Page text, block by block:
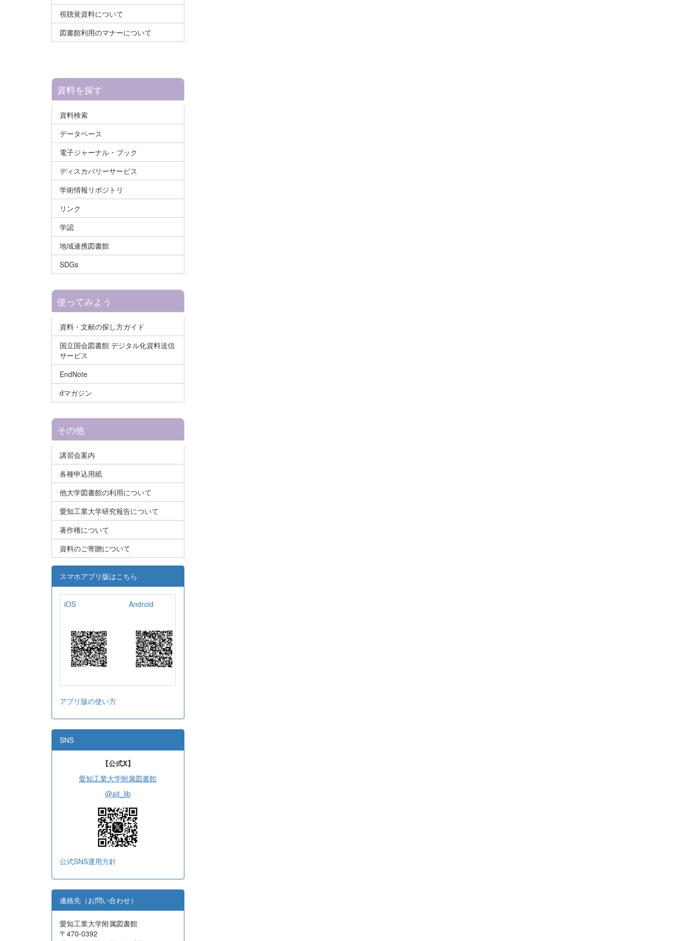
視聴覚資料について
図書館利用のマナーについて
資料を探す
資料検索
データベース
電子ジャーナル・ブック
ディスカバリーサービス
学術情報リポジトリ
リンク
学認
地域連携図書館
SDGs
使ってみよう
資料・文献の探し方ガイド
国立国会図書館 デジタル化資料送信
サービス
EndNote
dマガジン
その他
講習会案内
各種申込用紙
他大学図書館の利用について
愛知工業大学研究報告について
著作権について
資料のご寄贈について
スマホアプリ版はこちら
iOS Android
アプリ版の使い方
SNS
【公式X】
愛知工業大学附属図書館
@ait_lib
公式SNS運用方針
連絡先（お問い合わせ）
愛知工業大学附属図書館
〒470-0392